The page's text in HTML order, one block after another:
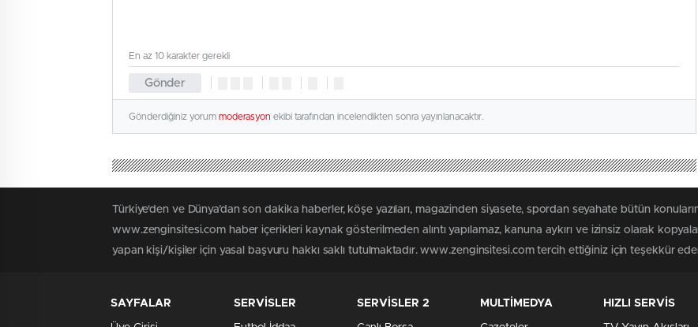
Gönder
En az 10 karakter gerekli
Gönderdiğiniz yorum moderasyon ekibi tarafından incelendikten sonra yayınlanacaktır.
Türkiye'den ve Dünya’dan son dakika haberler, köşe yazıları, magazinden siyasete, spordan seyahate bütün
www.zenginsitesi.com haber içerikleri kaynak gösterilmeden alıntı yapılamaz, kanuna aykırı ve izinsiz olarak
yapan kişi/kişiler için yasal başvuru hakkı saklı tutulmaktadır. www.zenginsitesi.com tercih ettiğiniz için teşekkür
SAYFALAR SERVİSLER SERVİSLER 2 MULTİMEDYA HIZLI SERVİS